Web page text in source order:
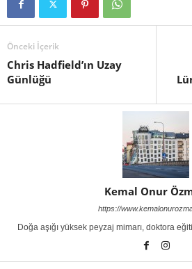
Önceki İçerik
Chris Hadfield’ın Uzay
Günlüğü
Kemal Onur
https://
Doğa aşığı yüksek peyzaj mimarı, doktora